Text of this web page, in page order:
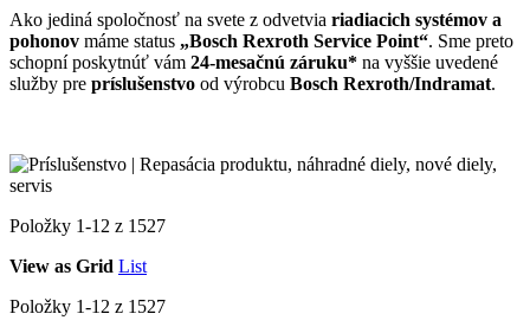
Ako jediná spoločnosť na svete z odvetvia riadiacich systémov a
pohonov máme status „Bosch Rexroth Service Point“. Sme preto
schopní poskytnúť vám 24-mesačnú záruku* na vyššie uvedené
služby pre príslušenstvo od výrobcu Bosch Rexroth/Indramat.
Položky 1-12 z 1527
View as Grid List
Položky 1-12 z 1527